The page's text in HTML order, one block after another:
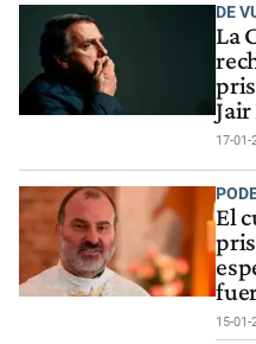
DE
La
17-01-
El
15-01-